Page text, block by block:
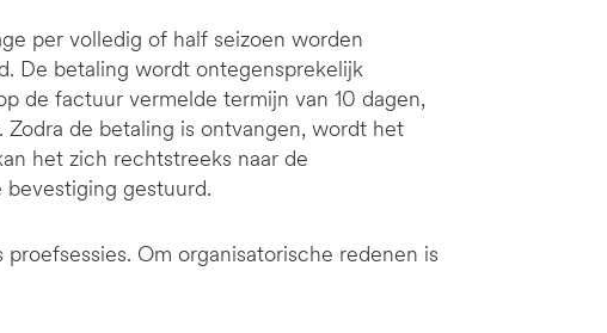
per volledig of half seizoen worden
De betaling wordt ontegensprekelijk
de factuur vermelde termijn van 10 dagen,
de betaling is ontvangen, wordt het
het zich rechtstreeks naar de
gestuurd.
Om organisatorische redenen is